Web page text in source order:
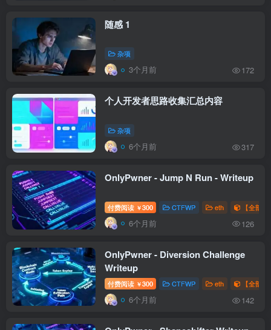
随感 1
杂项
3个月前 172
个人开发者思路收集汇总内容
杂项
6个月前 317
OnlyPwner - Jump N Run - Writeup
付费阅读 ￥300 CTFWP eth 【全部
6个月前 126
OnlyPwner - Diversion Challenge
Writeup
付费阅读 ￥300 CTFWP eth 【全部
6个月前 142